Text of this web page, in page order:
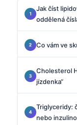
Jak číst
oddělená
Co vám ve
Cholesterol
jízdenka“
Triglyceridy:
nebo